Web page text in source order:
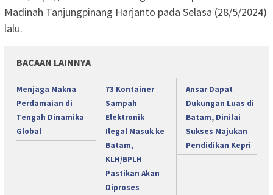
Madinah Tanjungpinang Harjanto pada Selasa (28/5/2024)
lalu.
BACAAN LAINNYA
Menjaga Makna
Perdamaian di
Tengah Dinamika
Global
73 Kontainer
Sampah
Elektronik
Ilegal Masuk ke
Batam,
KLH/BPLH
Pastikan Akan
Diproses
Ansar Dapat
Dukungan Luas di
Batam, Dinilai
Sukses Majukan
Pendidikan Kepri